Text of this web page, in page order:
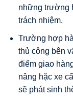
những trường
trách nhiệm.
Trường hợp
thủ công bên
điểm giao
nâng hặc xe
sẽ phát sinh